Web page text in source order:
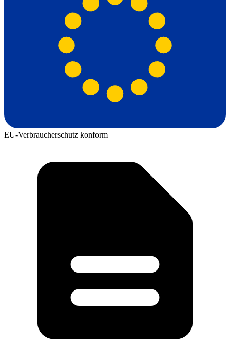
EU-Verbraucherschutz konform